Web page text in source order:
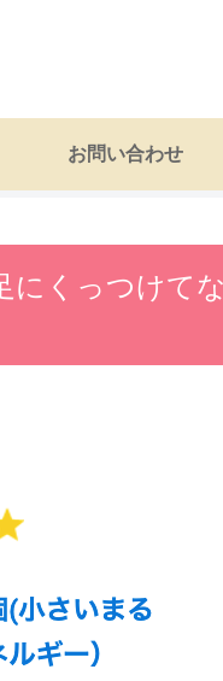
お問い合わせ
にくっつけて